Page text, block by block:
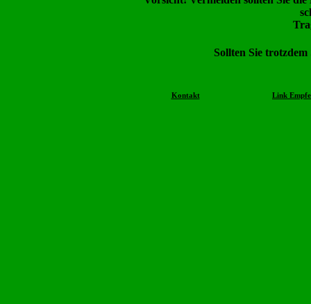
Sollten Sie
Kontakt Link